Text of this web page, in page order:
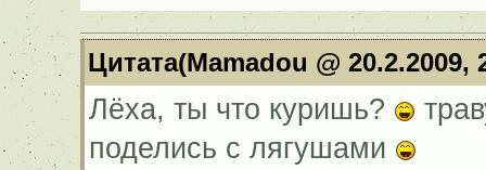
Цитата(Mamadou @ 20.2.2009,
Лёха, ты что куришь?
поделись с лягушами